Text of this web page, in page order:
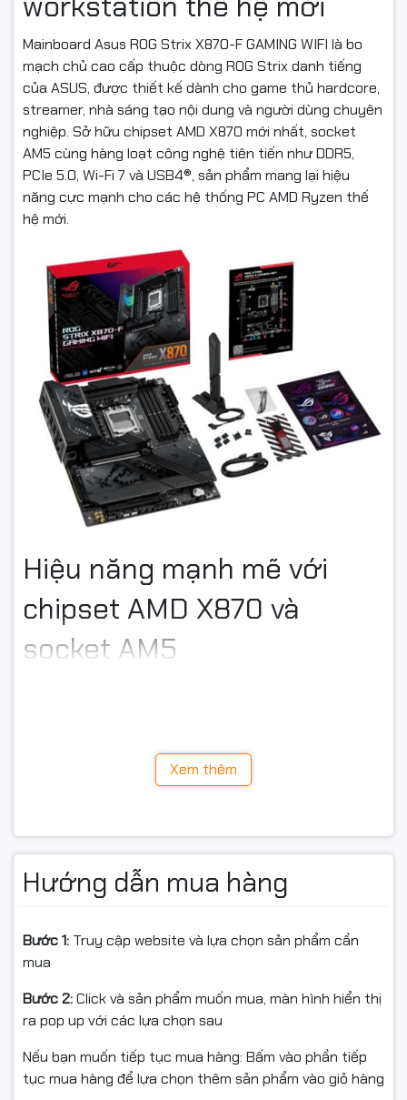
Mainboard Asus ROG Strix X870-F GAMING WIFI là bo
mạch chủ cao cấp thuộc dòng ROG Strix danh tiếng
của ASUS, được thiết kế dành cho game thủ hardcore,
streamer, nhà sáng tạo nội dung và người dùng chuyên
nghiệp. Sở hữu chipset AMD X870 mới nhất, socket
AM5 cùng hàng loạt công nghệ tiên tiến như DDR5,
PCIe 5.0, Wi-Fi 7 và USB4®, sản phẩm mang lại hiệu
năng cực mạnh cho các hệ thống PC AMD Ryzen thế
hệ mới.
Hiệu năng mạnh mẽ với
chipset AMD X870 và
socket AM5
AMD Ryzen 8000 Series
AMD Ryzen 7000 Series
Khả năng xử lý đa nhiệm mạnh mẽ
Hỗ trợ AI và sáng tạo nội dung
Đây là lựa chọn lý tưởng để build PC gaming cao cấp
hoặc máy tính đồ họa chuyên nghiệp.
Xem thêm
Hướng dẫn mua hàng
Bước 1: Truy cập website và lựa chọn sản phẩm cần
mua
Bước 2:Click và sản phẩm muốn mua, màn hình hiển thị
ra pop up với các lựa chọn sau
Nếu bạn muốn tiếp tục mua hàng: Bấm vào phần tiếp
tục mua hàng để lựa chọn thêm sản phẩm vào giỏ hàng